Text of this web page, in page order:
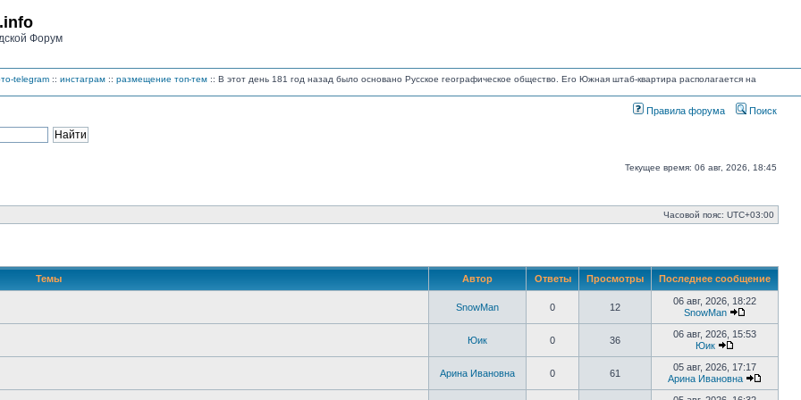
Форум
telegram :: инстаграм :: размещение топ-тем :: В этот день 181 год назад было основано Русское географическое общество. Его Южная штаб-квартира располагается на
Правила форума Поиск
Текущее время: 06 авг, 2026, 18:45
Часовой пояс: UTC+03:00
Темы Автор Ответы Просмотры Последнее сообщение
SnowMan 0 12
06 авг, 2026, 18:22
SnowMan
Перейти
к
Юик 0 36
06 авг, 2026, 15:53
Юик
Перейти
к
последнему
Арина Ивановна 0 61
05 авг, 2026, 17:17
Арина Ивановна
Перейти